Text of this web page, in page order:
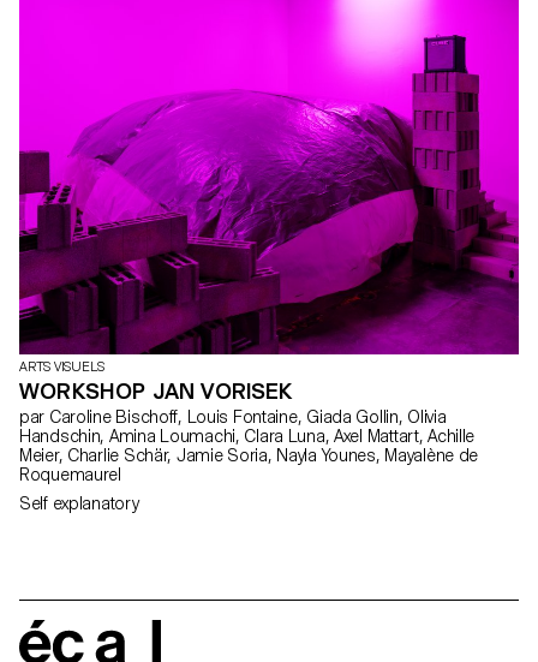
ARTS VISUELS
WORKSHOP JAN VORISEK
par Caroline Bischoff, Louis Fontaine, Giada Gollin, Olivia
Handschin, Amina Loumachi, Clara Luna, Axel Mattart, Achille
Meier, Charlie Schär, Jamie Soria, Nayla Younes, Mayalène de
Roquemaurel
Self explanatory